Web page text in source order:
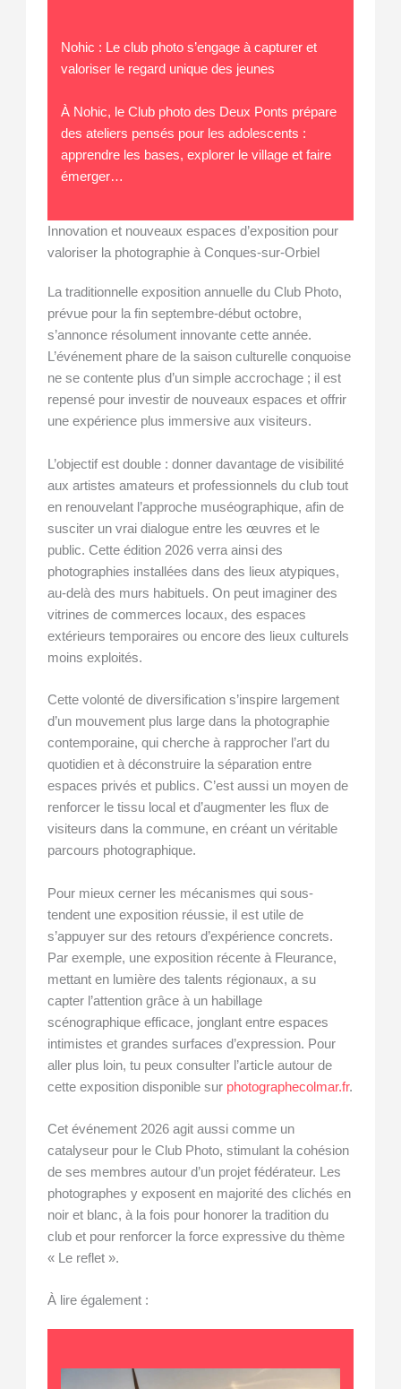
Nohic : Le club photo s’engage à capturer et
valoriser le regard unique des jeunes
À Nohic, le Club photo des Deux Ponts prépare
des ateliers pensés pour les adolescents :
apprendre les bases, explorer le village et faire
émerger…
Innovation et nouveaux espaces d’exposition pour
valoriser la photographie à Conques-sur-Orbiel
La traditionnelle exposition annuelle du Club Photo,
prévue pour la fin septembre-début octobre,
s’annonce résolument innovante cette année.
L’événement phare de la saison culturelle conquoise
ne se contente plus d’un simple accrochage ; il est
repensé pour investir de nouveaux espaces et offrir
une expérience plus immersive aux visiteurs.
L’objectif est double : donner davantage de visibilité
aux artistes amateurs et professionnels du club tout
en renouvelant l’approche muséographique, afin de
susciter un vrai dialogue entre les œuvres et le
public. Cette édition 2026 verra ainsi des
photographies installées dans des lieux atypiques,
au-delà des murs habituels. On peut imaginer des
vitrines de commerces locaux, des espaces
extérieurs temporaires ou encore des lieux culturels
moins exploités.
Cette volonté de diversification s’inspire largement
d’un mouvement plus large dans la photographie
contemporaine, qui cherche à rapprocher l’art du
quotidien et à déconstruire la séparation entre
espaces privés et publics. C’est aussi un moyen de
renforcer le tissu local et d’augmenter les flux de
visiteurs dans la commune, en créant un véritable
parcours photographique.
Pour mieux cerner les mécanismes qui sous-
tendent une exposition réussie, il est utile de
s’appuyer sur des retours d’expérience concrets.
Par exemple, une exposition récente à Fleurance,
mettant en lumière des talents régionaux, a su
capter l’attention grâce à un habillage
scénographique efficace, jonglant entre espaces
intimistes et grandes surfaces d’expression. Pour
aller plus loin, tu peux consulter l’article autour de
cette exposition disponible sur photographecolmar.fr.
Cet événement 2026 agit aussi comme un
catalyseur pour le Club Photo, stimulant la cohésion
de ses membres autour d’un projet fédérateur. Les
photographes y exposent en majorité des clichés en
noir et blanc, à la fois pour honorer la tradition du
club et pour renforcer la force expressive du thème
« Le reflet ».
À lire également :